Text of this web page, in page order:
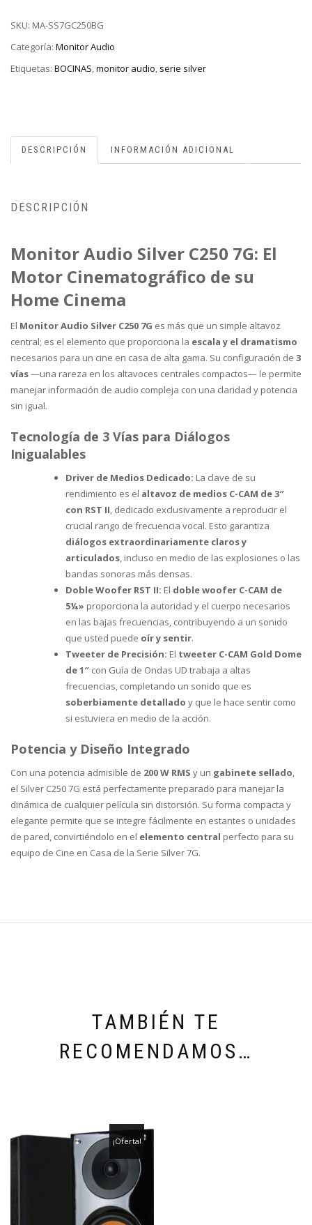
SKU: MA-SS7GC250BG
Categoría: Monitor Audio
Etiquetas: BOCINAS,monitor audio, serie silver
DESCRIPCIÓN INFORMACIÓN ADICIONAL
DESCRIPCIÓN
Monitor Audio Silver C250 7G: El
Motor Cinematográfico de su
Home Cinema
El Monitor Audio Silver C250 7G es más que un simple altavoz
central; es el elemento que proporciona la escala y el dramatismo
necesarios para un cine en casa de alta gama. Su configuración de 3
vías—una rareza en los altavoces centrales compactos— le permite
manejar información de audio compleja con una claridad y potencia
sin igual.
Tecnología de 3 Vías para Diálogos
Inigualables
Driver de Medios Dedicado: La clave de su
rendimiento es el altavoz de medios C-CAM de 3″
con RST II, dedicado exclusivamente a reproducir el
crucial rango de frecuencia vocal. Esto garantiza
diálogos extraordinariamente claros y
articulados, incluso en medio de las explosiones o las
bandas sonoras más densas.
Doble Woofer RST II: El doble woofer C-CAM de
5¼» proporciona la autoridad y el cuerpo necesarios
en las bajas frecuencias, contribuyendo a un sonido
que usted puede oír y sentir.
Tweeter de Precisión: El tweeter C-CAM Gold Dome
de 1″ con Guía de Ondas UD trabaja a altas
frecuencias, completando un sonido que es
soberbiamente detallado y que le hace sentir como
si estuviera en medio de la acción.
Potencia y Diseño Integrado
Con una potencia admisible de 200 W RMS y un gabinete sellado,
el Silver C250 7G está perfectamente preparado para manejar la
dinámica de cualquier película sin distorsión. Su forma compacta y
elegante permite que se integre fácilmente en estantes o unidades
de pared, convirtiéndolo en el elemento central perfecto para su
equipo de Cine en Casa de la Serie Silver 7G.
TAMBIÉN TE
RECOMENDAMOS…
¡Oferta!